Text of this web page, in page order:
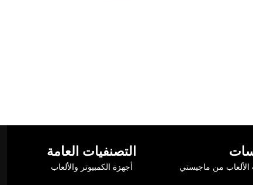
من ماجيستي
التصنفيات العامة
أجهزة الكمبيوتر والألعاب